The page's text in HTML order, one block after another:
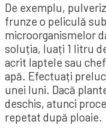
De exemplu,
frunze o peliculă
microorganismelor
soluția, luați 1 litru
acrit laptele sau
apă. Efectuați
unei luni. Dacă
deschis, atunci
repetat după ploaie.